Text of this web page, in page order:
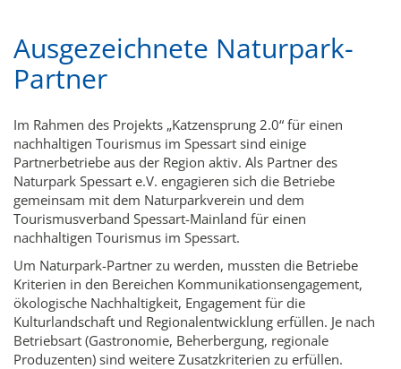
Ausgezeichnete Naturpark-
Partner
Im Rahmen des Projekts „Katzensprung 2.0“ für einen
nachhaltigen Tourismus im Spessart sind einige
Partnerbetriebe aus der Region aktiv. Als Partner des
Naturpark Spessart e.V. engagieren sich die Betriebe
gemeinsam mit dem Naturparkverein und dem
Tourismusverband Spessart-Mainland für einen
nachhaltigen Tourismus im Spessart.
Um Naturpark-Partner zu werden, mussten die Betriebe
Kriterien in den Bereichen Kommunikationsengagement,
ökologische Nachhaltigkeit, Engagement für die
Kulturlandschaft und Regionalentwicklung erfüllen. Je nach
Betriebsart (Gastronomie, Beherbergung, regionale
Produzenten) sind weitere Zusatzkriterien zu erfüllen.